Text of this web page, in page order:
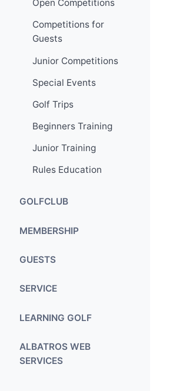
Open Competitions
Competitions for
Guests
Junior Competitions
Special Events
Golf Trips
Beginners Training
Junior Training
Rules Education
GOLFCLUB
The Golf Course
Greenkeeping
Training Facilities
Local Rules
MEMBERSHIP
Principles
Conditions
Junior Programme
History
GUESTS
Greenfee
Corporate Events
SERVICE
Secretary's Office
The Gourmet
LEARNING GOLF
Junior Training
Golf Professionals
ALBATROS WEB
SERVICES